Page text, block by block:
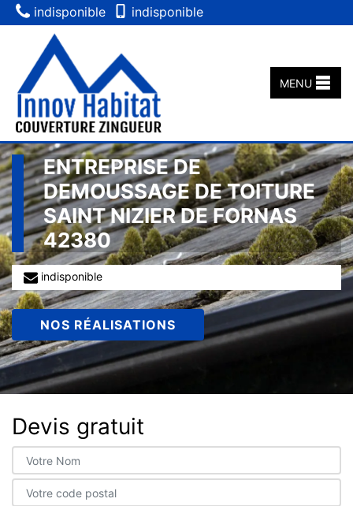
indisponible indisponible
MENU
ENTREPRISE DE
DEMOUSSAGE DE TOITURE
SAINT NIZIER DE FORNAS
42380
indisponible
NOS RÉALISATIONS
Devis gratuit